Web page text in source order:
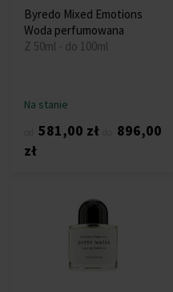
Byredo Mixed Emotions
Woda perfumowana
Z 50ml - do 100ml
Na stanie
581,00 zł
896,00
zł